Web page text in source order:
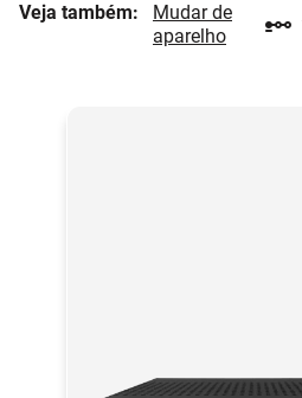
Veja também:
Mudar de
aparelho